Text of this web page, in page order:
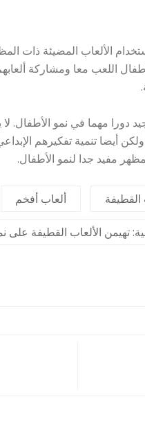
الألعاب المضيئة ذات
اللعب معا ومشاركة
دورا مهما في نمو الأطفال.
أيضا تنمية تفكيرهم
مفيد جدا لنمو الأطفال.
القطيفة ألعاب أفخم
تهيمن الألعاب القطيفة على